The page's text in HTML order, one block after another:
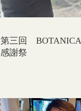
第三回
感謝祭